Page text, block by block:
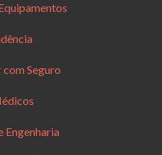
Seguro
Engenharia